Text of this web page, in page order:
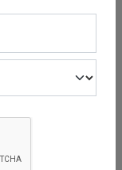
ERKRANKTE
der Universität
spezifischen
auch hier gibt
geschützt